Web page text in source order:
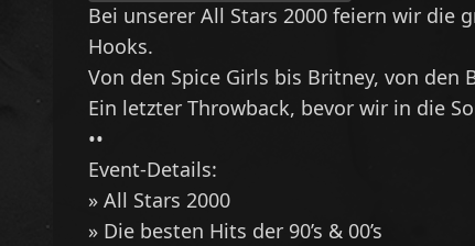
Bei unserer All Stars 2000 feiern wir die
Hooks.
Von den Spice Girls bis Britney, von
Ein letzter Throwback, bevor wir in die
••
Event-Details:
» All Stars 2000
» Die besten Hits der 90’s & 00’s